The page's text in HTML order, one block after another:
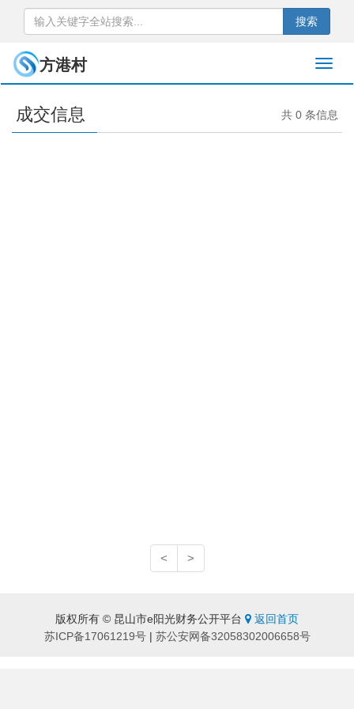
搜索
方港村
成交信息 共 0 条信息
< >
版权所有 © 昆山市e阳光财务公开平台
返回首页
苏ICP备17061219号| 苏公安网备32058302006658号